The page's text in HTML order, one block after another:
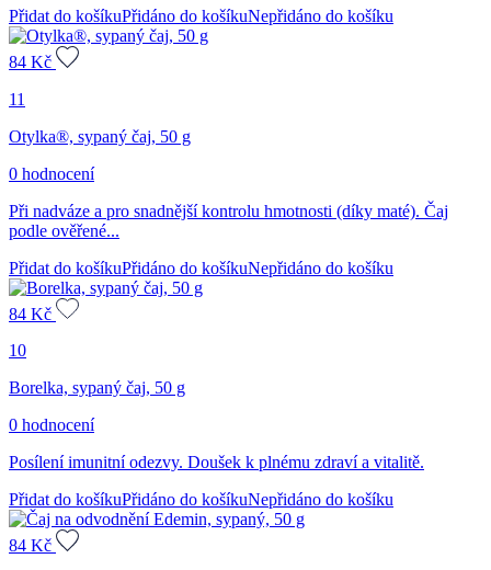
Přidat do košíkuPřidáno do košíkuNepřidáno do košíku
84 Kč
11
Otylka®, sypaný čaj, 50 g
0 hodnocení
Při nadváze a pro snadnější kontrolu hmotnosti (díky maté). Čaj
podle ověřené...
Přidat do košíkuPřidáno do košíkuNepřidáno do košíku
84 Kč
10
Borelka, sypaný čaj, 50 g
0 hodnocení
Posílení imunitní odezvy. Doušek k plnému zdraví a vitalitě.
Přidat do košíkuPřidáno do košíkuNepřidáno do košíku
84 Kč